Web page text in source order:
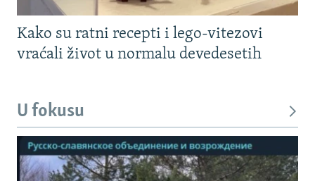
Kako su ratni recepti i lego-vitezovi
vraćali život u normalu devedesetih
U fokusu